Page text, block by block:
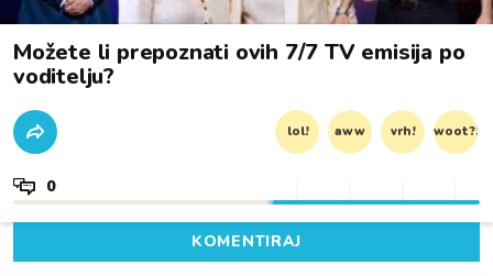
Možete li prepoznati ovih 7/7 TV emisija po
voditelju?
lol! aww vrh! woot?!
0
KOMENTIRAJ